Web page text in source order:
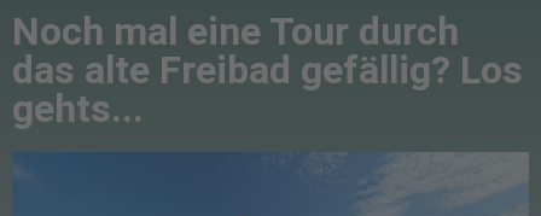
Noch mal eine Tour durch
das alte Freibad gefällig? Los
gehts...